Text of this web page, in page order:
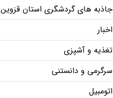
جاذبه های گردشگری استان قزوین
اخبار
تغذیه و آشپزی
سرگرمی و دانستنی
اتومبیل